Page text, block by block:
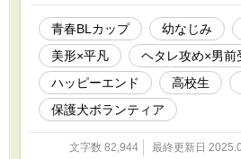
好きバレを察した慧は
る。 「友だちだって分
とは忘れてくれ！」「
年前の記憶がないんだ
憶から始まる、幼なじ
こBLです。 ※他サイ
青春BLカップ​ 幼なじみ
美形×平凡
ヘタレ攻め×男前
ハッピーエンド
高校生
保護犬ボランティア
文字数 82,944 最終更新日